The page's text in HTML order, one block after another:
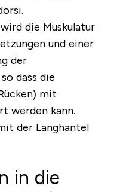
die Muskulatur
und einer
der
dass die
mit
werden kann.
in die